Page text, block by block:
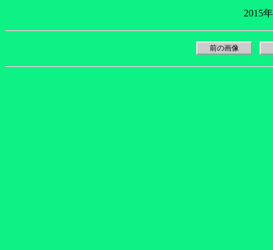
2015
前の画像